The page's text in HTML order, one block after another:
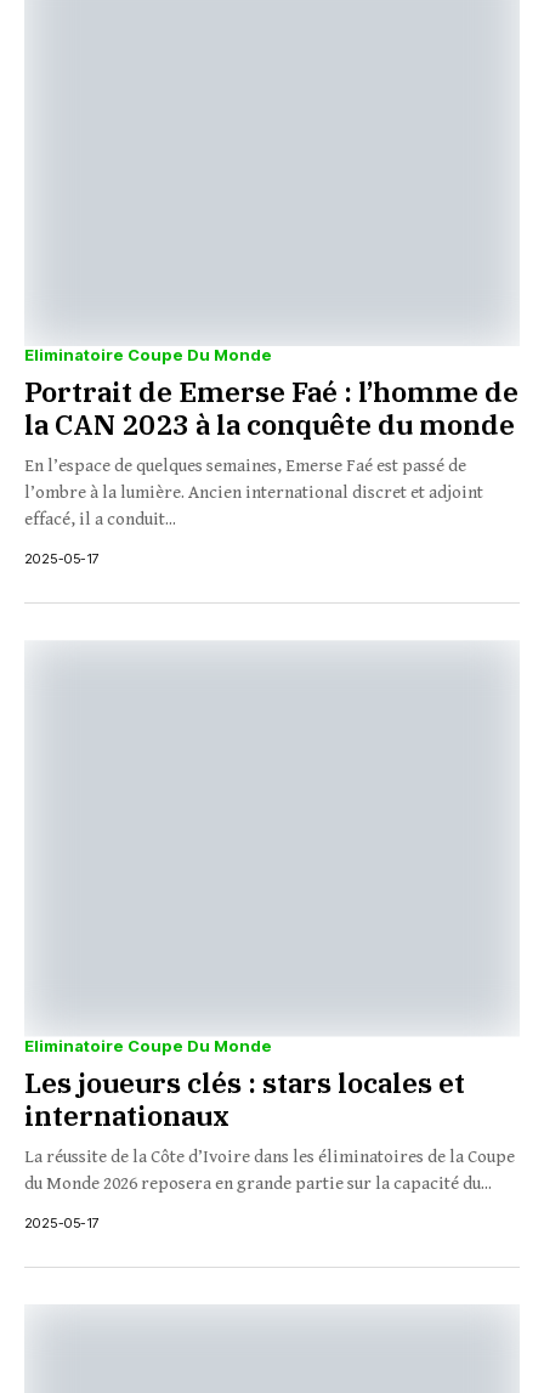
Eliminatoire Coupe Du Monde
Portrait de Emerse Faé : l’homme de
la CAN 2023 à la conquête du monde
En l’espace de quelques semaines, Emerse Faé est passé de
l’ombre à la lumière. Ancien international discret et adjoint
effacé, il a conduit...
2025-05-17
Eliminatoire Coupe Du Monde
Les joueurs clés : stars locales et
internationaux
La réussite de la Côte d’Ivoire dans les éliminatoires de la Coupe
du Monde 2026 reposera en grande partie sur la capacité du...
2025-05-17